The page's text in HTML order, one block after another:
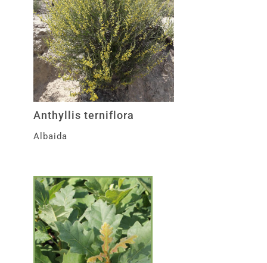
Anthyllis terniflora
Albaida